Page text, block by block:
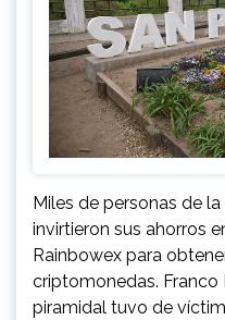
Miles de personas de
invirtieron sus ahorros
Rainbowex para
criptomonedas.
piramidal tuvo de